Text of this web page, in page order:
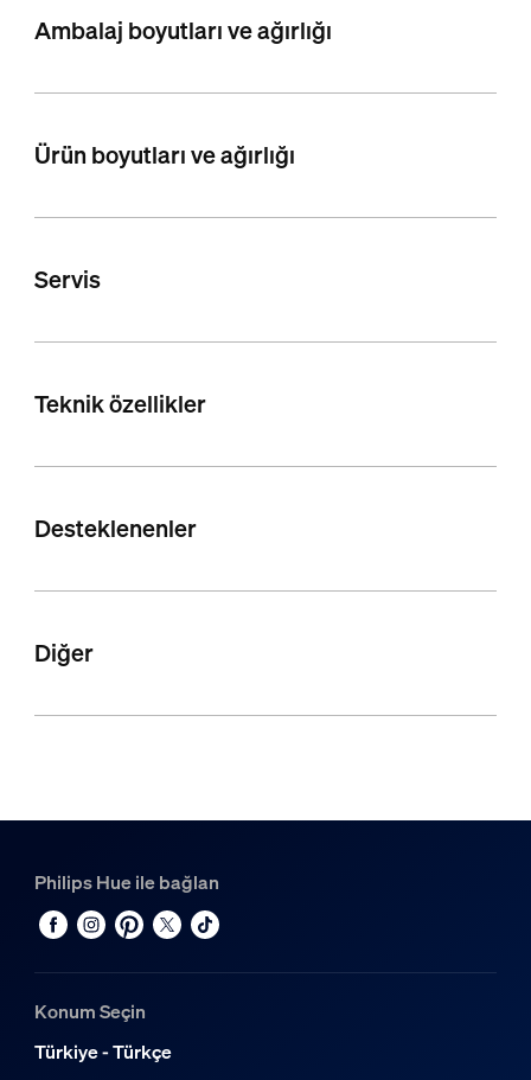
Ambalaj boyutları ve ağırlığı
Ürün boyutları ve ağırlığı
Servis
Teknik özellikler
Desteklenenler
Diğer
Philips Hue ile bağlan
Konum Seçin
Türkiye - Türkçe